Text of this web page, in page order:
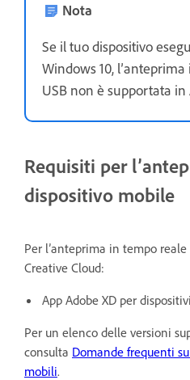
Nota
Se il tuo dispositivo
Windows 10,
USB non è supportata
Requisiti per
dispositivo mobile
Per l’anteprima in tempo
Creative Cloud:
App Adobe XD per
Per un elenco delle versioni
consulta Domande frequenti
mobili.